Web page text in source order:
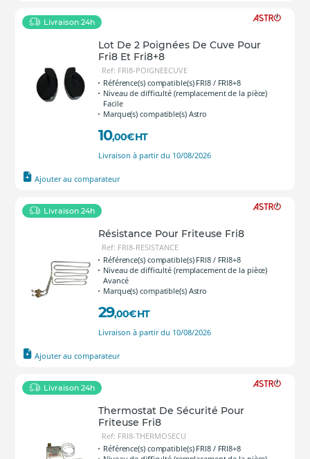
Livraison 24h
Lot De 2 Poignées De Cuve Pour
Fri8 Et Fri8+8
Ref: FRI8-POIGNEECUVE
Référence(s) compatible(s) FRI8 / FRI8+8
Niveau de difficulté (remplacement de la pièce)
Facile
Marque(s) compatible(s) Astro
10,00€HT
Livraison à partir du 10/08/2026
Ajouter au comparateur
Livraison 24h
Résistance Pour Friteuse Fri8
Ref: FRI8-RESISTANCE
Référence(s) compatible(s) FRI8 / FRI8+8
Niveau de difficulté (remplacement de la pièce)
Avancé
Marque(s) compatible(s) Astro
29,00€HT
Livraison à partir du 10/08/2026
Ajouter au comparateur
Livraison 24h
Thermostat De Sécurité Pour
Friteuse Fri8
Ref: FRI8-THERMOSECU
Référence(s) compatible(s) FRI8 / FRI8+8